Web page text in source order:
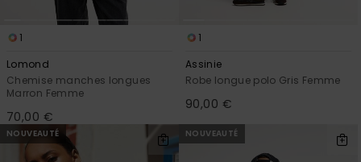
1
Lomond
Chemise manches longues
Marron Femme
70,00 €
1
Assinie
Robe longue polo Gris Femme
90,00 €
NOUVEAUTÉ NOUVEAUTÉ